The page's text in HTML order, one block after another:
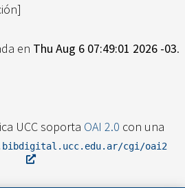
en Thu Aug 6 07:49:01 2026 -03.
UCC soporta OAI 2.0 con una
cgi/oai2